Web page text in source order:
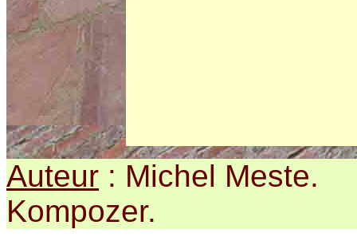
Auteur : Michel Meste.
Kompozer.